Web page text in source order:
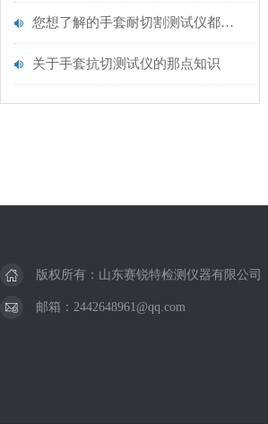
您想了解的手套耐切割测试仪都在这里了
关于手套抗切测试仪的那点知识
版权所有：山东赛锐特检测仪器有限公司
邮箱：2442648961@qq.com